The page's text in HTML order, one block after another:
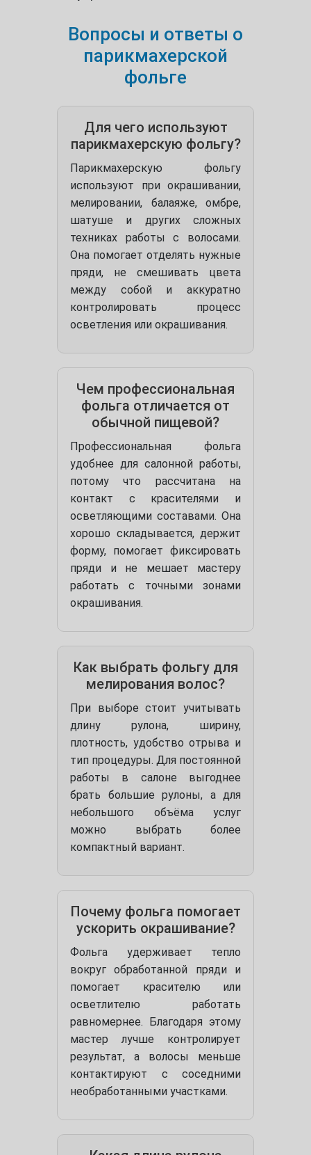
Вопросы и ответы о
парикмахерской
фольге
Для чего используют
парикмахерскую фольгу?
Парикмахерскую фольгу
используют при окрашивании,
мелировании, балаяже, омбре,
шатуше и других сложных
техниках работы с волосами.
Она помогает отделять нужные
пряди, не смешивать цвета
между собой и аккуратно
контролировать процесс
осветления или окрашивания.
Чем профессиональная
фольга отличается от
обычной пищевой?
Профессиональная фольга
удобнее для салонной работы,
потому что рассчитана на
контакт с красителями и
осветляющими составами. Она
хорошо складывается, держит
форму, помогает фиксировать
пряди и не мешает мастеру
работать с точными зонами
окрашивания.
Как выбрать фольгу для
мелирования волос?
При выборе стоит учитывать
длину рулона, ширину,
плотность, удобство отрыва и
тип процедуры. Для постоянной
работы в салоне выгоднее
брать большие рулоны, а для
небольшого объёма услуг
можно выбрать более
компактный вариант.
Почему фольга помогает
ускорить окрашивание?
Фольга удерживает тепло
вокруг обработанной пряди и
помогает красителю или
осветлителю работать
равномернее. Благодаря этому
мастер лучше контролирует
результат, а волосы меньше
контактируют с соседними
необработанными участками.